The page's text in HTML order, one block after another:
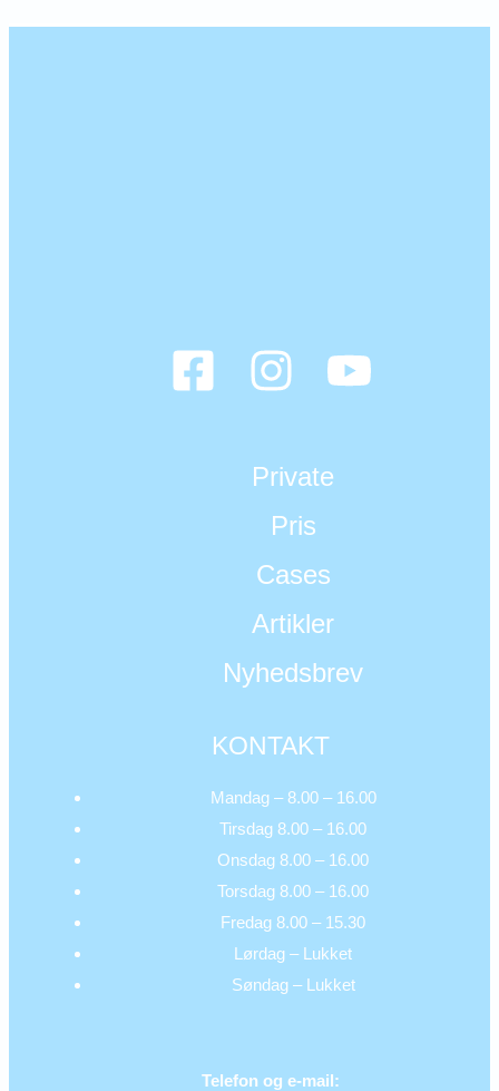
Private
Pris
Cases
Artikler
Nyhedsbrev
KONTAKT
Mandag – 8.00 – 16.00
Tirsdag 8.00 – 16.00
Onsdag 8.00 – 16.00
Torsdag 8.00 – 16.00
Fredag 8.00 – 15.30
Lørdag – Lukket
Søndag – Lukket
Telefon og e-mail: